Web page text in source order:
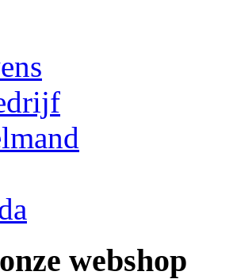
webshop